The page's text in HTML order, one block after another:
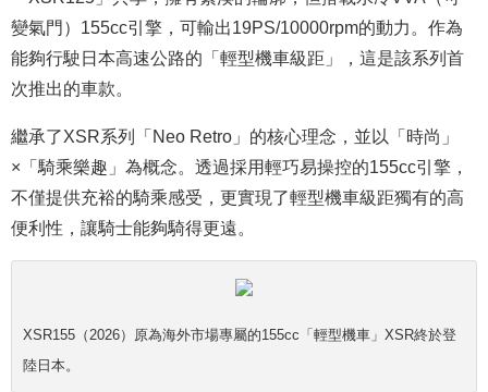
變氣門）155cc引擎，可輸出19PS/10000rpm的動力。作為
能夠行駛日本高速公路的「輕型機車級距」，這是該系列首
次推出的車款。
繼承了XSR系列「Neo Retro」的核心理念，並以「時尚」
×「騎乘樂趣」為概念。透過採用輕巧易操控的155cc引擎，
不僅提供充裕的騎乘感受，更實現了輕型機車級距獨有的高
便利性，讓騎士能夠騎得更遠。
XSR155（2026）原為海外市場專屬的155cc「輕型機車」XSR終於登
陸日本。